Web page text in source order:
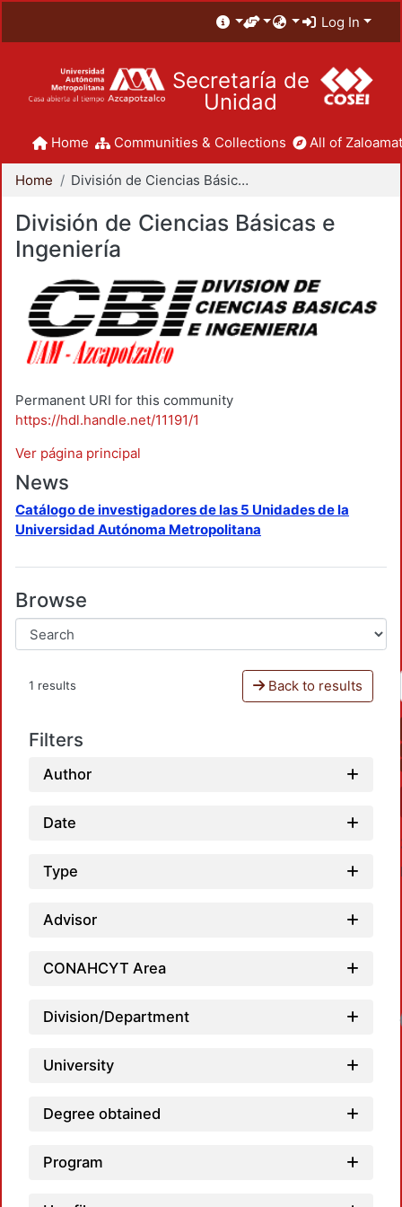
Log In
Secretaría de
Unidad
Home Communities & Collections All of
Home División de Ciencias Básicas e Ingeniería
División de Ciencias Básicas e
Ingeniería
Permanent URI for this community
https://hdl.handle.net/11191/1
Ver página principal
News
Catálogo de investigadores de las 5 Unidades de la
Universidad Autónoma Metropolitana
Browse
1 results Back to results
Filters
Author
Date
Type
Advisor
CONAHCYT Area
Division/Department
University
Degree obtained
Program